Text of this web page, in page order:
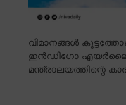
വിമാനങ്ങൾ
ഇൻഡിഗോ
മന്ത്രാലയത്തിന്റെ